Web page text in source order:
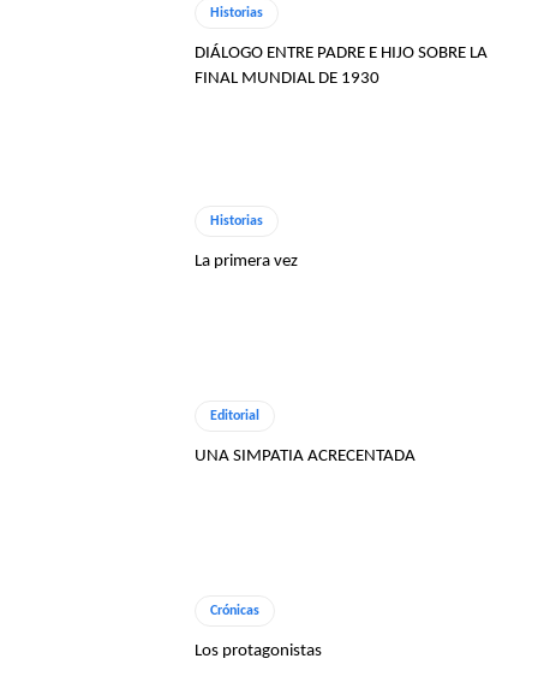
Historias
DIÁLOGO ENTRE PADRE E HIJO SOBRE LA
FINAL MUNDIAL DE 1930
Historias
La primera vez
Editorial
UNA SIMPATIA ACRECENTADA
Crónicas
Los protagonistas